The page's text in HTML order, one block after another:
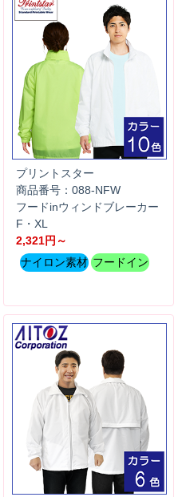
プリントスター
商品番号：088-NFW
フードinウィンドブレーカー
F・XL
2,321円～
ナイロン素材 フードイン